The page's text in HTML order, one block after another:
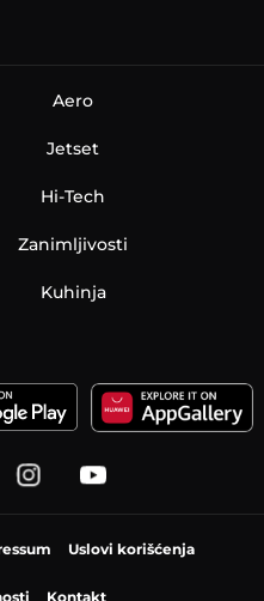
Aero
Jetset
Hi-Tech
Zanimljivosti
Kuhinja
Uslovi korišćenja
Kontakt